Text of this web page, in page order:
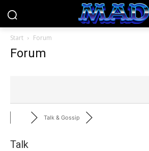
Start Forum
Forum
Talk & Gossip
Talk